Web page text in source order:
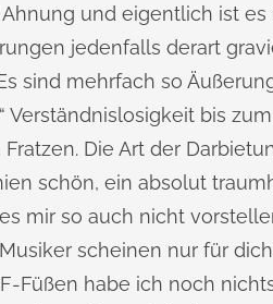
und eigentlich ist es
jedenfalls derart
sind mehrfach so
Verständnislosigkeit bis
Die Art der
schön, ein absolut
mir so auch nicht
scheinen nur für
habe ich noch